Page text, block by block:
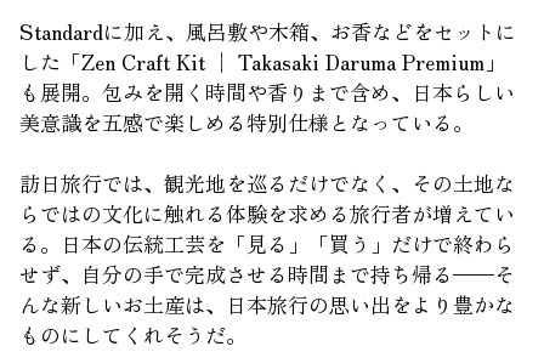
Standardに加え、風呂敷や木箱、お香などをセットに
した「Zen Craft Kit │ Takasaki Daruma Premium」
も展開。包みを開く時間や香りまで含め、日本らしい
美意識を五感で楽しめる特別仕様となっている。
訪日旅行では、観光地を巡るだけでなく、その土地な
らではの文化に触れる体験を求める旅行者が増えてい
る。日本の伝統工芸を「見る」「買う」だけで終わら
せず、自分の手で完成させる時間まで持ち帰る——そ
んな新しいお土産は、日本旅行の思い出をより豊かな
ものにしてくれそうだ。